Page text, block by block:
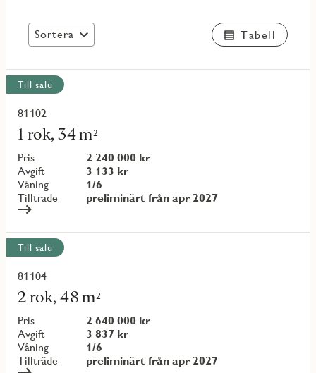
Sortera Tabell
Visa
alla
objekt
Till salu
81102
1 rok, 34 m²
Pris
2 240 000 kr
Avgift
3 133 kr
Våning
1/6
Tillträde
preliminärt från apr 2027
Läs
mer
om
objekt
{objectNumber}
Till salu
81104
2 rok, 48 m²
Pris
2 640 000 kr
Avgift
3 837 kr
Våning
1/6
Tillträde
preliminärt från apr 2027
Läs
mer
om
objekt
{objectNumber}